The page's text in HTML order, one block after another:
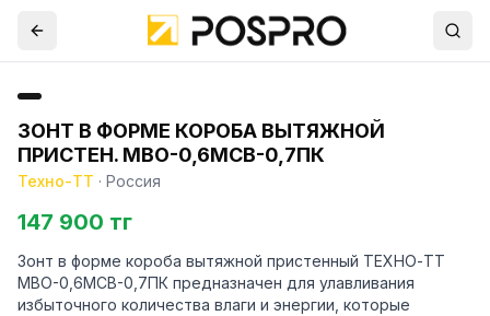
ЗОНТ В ФОРМЕ КОРОБА ВЫТЯЖНОЙ
ПРИСТЕН. МВО-0,6МСВ-0,7ПК
Техно-ТТ · Россия
147 900 тг
Зонт в форме короба вытяжной пристенный ТЕХНО-ТТ
МВО-0,6МСВ-0,7ПК предназначен для улавливания
избыточного количества влаги и энергии, которые